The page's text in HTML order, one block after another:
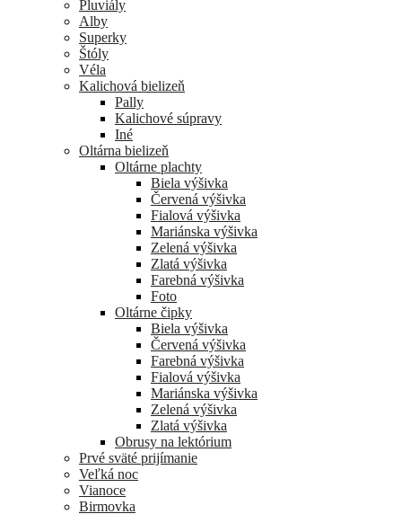
Pluviály
Alby
Superky
Štóly
Véla
Kalichová bielizeň
Pally
Kalichové súpravy
Iné
Oltárna bielizeň
Oltárne plachty
Biela výšivka
Červená výšivka
Fialová výšivka
Mariánska výšivka
Zelená výšivka
Zlatá výšivka
Farebná výšivka
Foto
Oltárne čipky
Biela výšivka
Červená výšivka
Farebná výšivka
Fialová výšivka
Mariánska výšivka
Zelená výšivka
Zlatá výšivka
Obrusy na lektórium
Prvé sväté prijímanie
Veľká noc
Vianoce
Birmovka